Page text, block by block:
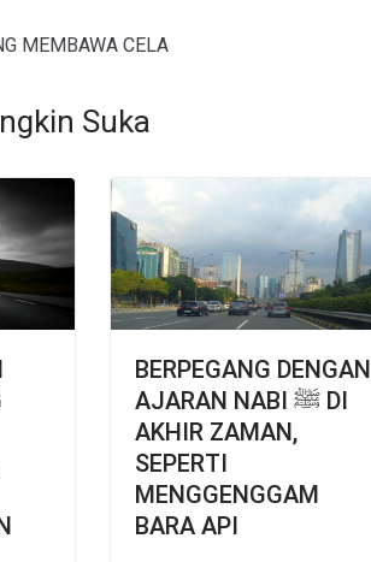
MEMBAWA CELA
Suka
BERPEGANG DENGAN
AJARAN NABI ﷺ DI
AKHIR ZAMAN,
SEPERTI
MENGGENGGAM
BARA API